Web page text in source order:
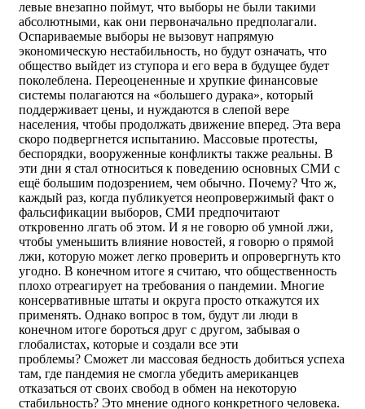
левые внезапно поймут, что выборы не были такими
абсолютными, как они первоначально предполагали.
Оспариваемые выборы не вызовут напрямую
экономическую нестабильность, но будут означать, что
общество выйдет из ступора и его вера в будущее будет
поколеблена. Переоцененные и хрупкие финансовые
системы полагаются на «большего дурака», который
поддерживает цены, и нуждаются в слепой вере
населения, чтобы продолжать движение вперед. Эта вера
скоро подвергнется испытанию. Массовые протесты,
беспорядки, вооруженные конфликты также реальны. В
эти дни я стал относиться к поведению основных СМИ с
ещё большим подозрением, чем обычно. Почему? Что ж,
каждый раз, когда публикуется неопровержимый факт о
фальсификации выборов, СМИ предпочитают
откровенно лгать об этом. И я не говорю об умной лжи,
чтобы уменьшить влияние новостей, я говорю о прямой
лжи, которую может легко проверить и опровергнуть кто
угодно. В конечном итоге я считаю, что общественность
плохо отреагирует на требования о пандемии. Многие
консервативные штаты и округа просто откажутся их
применять. Однако вопрос в том, будут ли люди в
конечном итоге бороться друг с другом, забывая о
глобалистах, которые и создали все эти
проблемы? Сможет ли массовая бедность добиться успеха
там, где пандемия не смогла убедить американцев
отказаться от своих свобод в обмен на некоторую
стабильность? Это мнение одного конкретного человека.